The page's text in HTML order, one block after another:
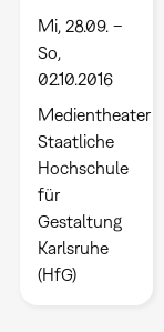
Mi, 28.09. –
So,
02.10.2016
Medientheater
Staatliche
Hochschule
für
Gestaltung
Karlsruhe
(HfG)